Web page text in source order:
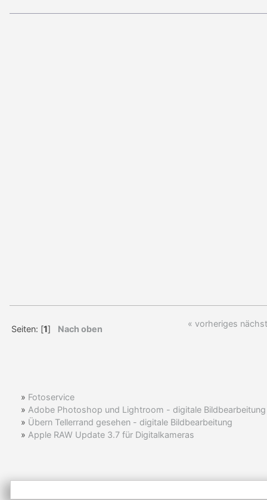
Seiten: [1] Nach oben
« vorheriges
» Fotoservice
» Adobe Photoshop und Lightroom - digitale Bildbearbeitung
» Übern Tellerrand gesehen - digitale Bildbearbeitung
» Apple RAW Update 3.7 für Digitalkameras